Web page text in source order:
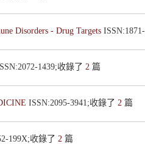
Disorders - Drug Targets
1439;收錄了 2 篇
ISSN:2095-3941;收錄了 2 篇
199X;收錄了 2 篇